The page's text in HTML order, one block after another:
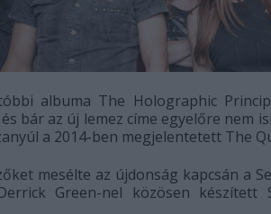
albuma The Holographic
bár az új lemez címe egyelőre nem
a 2014-ben megjelentetett The
mesélte az újdonság kapcsán a
Green-nel közösen készített